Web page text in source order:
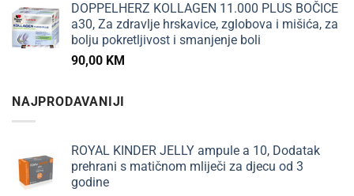
DOPPELHERZ KOLLAGEN 11.000 PLUS BOČICE
a30, Za zdravlje hrskavice, zglobova i mišića, za
bolju pokretljivost i smanjenje boli
90,00 KM
NAJPRODAVANIJI
ROYAL KINDER JELLY ampule a 10, Dodatak
prehrani s matičnom mliječi za djecu od 3
godine